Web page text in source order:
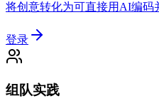
将创意转化为可直接用AI编码
登录
组队实践